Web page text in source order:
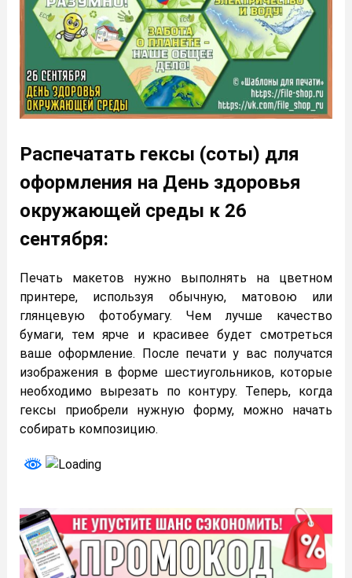
Распечатать гексы (соты) для
оформления на День здоровья
окружающей среды к 26
сентября:
Печать макетов нужно выполнять на цветном
принтере, используя обычную, матовою или
глянцевую фотобумагу. Чем лучше качество
бумаги, тем ярче и красивее будет смотреться
ваше оформление. После печати у вас получатся
изображения в форме шестиугольников, которые
необходимо вырезать по контуру. Теперь, когда
гексы приобрели нужную форму, можно начать
собирать композицию.